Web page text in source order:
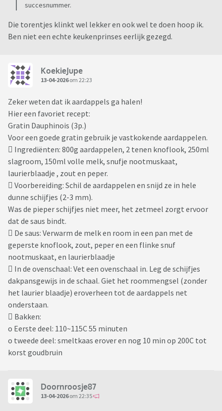
succesnummer.
Die torentjes klinkt wel lekker en ook wel te doen hoop ik.
Ben niet een echte keukenprinses eerlijk gezegd.
KoekieJupe
13-04-2026om 22:23
Zeker weten dat ik aardappels ga halen!
Hier een favoriet recept:
Gratin Dauphinois (3p.)
Voor een goede gratin gebruik je vastkokende aardappelen.
 Ingrediënten: 800g aardappelen, 2 tenen knoflook, 250ml
slagroom, 150ml volle melk, snufje nootmuskaat,
laurierblaadje , zout en peper.
 Voorbereiding: Schil de aardappelen en snijd ze in hele
dunne schijfjes (2-3 mm).
Was de pieper schijfjes niet meer, het zetmeel zorgt ervoor
dat de saus bindt.
 De saus: Verwarm de melk en room in een pan met de
geperste knoflook, zout, peper en een flinke snuf
nootmuskaat, en laurierblaadje
 In de ovenschaal: Vet een ovenschaal in. Leg de schijfjes
dakpansgewijs in de schaal. Giet het roommengsel (zonder
het laurier blaadje) eroverheen tot de aardappels net
onderstaan.
 Bakken:
o Eerste deel: 110~115C 55 minuten
o tweede deel: smeltkaas erover en nog 10 min op 200C tot
korst goudbruin
Doornroosje87
13-04-2026om 22:35